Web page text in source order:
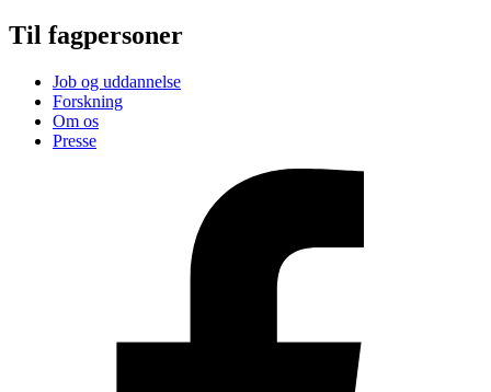
Til fagpersoner
Job og uddannelse
Forskning
Om os
Presse